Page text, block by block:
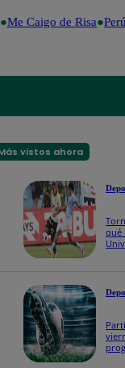
Caigo de Risa Perú
vistos ahora
qué